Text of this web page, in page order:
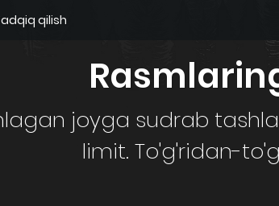
qilish
joyga sudrab
limit. To'g'ridan-